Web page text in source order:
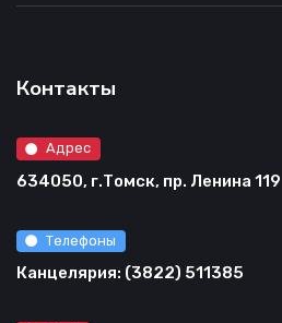
Контакты
Адрес
634050, г.Томск, пр. Ленина 119
Телефоны
Канцелярия: (3822) 511385